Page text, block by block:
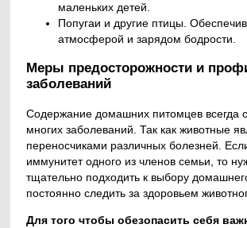
маленьких детей.
Попугаи и другие птицы.
атмосферой и зарядом бодрости.
Меры предосторожности и
заболеваний
Содержание домашних питомцев всегда
многих заболеваний. Так как животные
переносчиками различных болезней.
иммунитет одного из членов семьи, то
тщательно подходить к выбору
постоянно следить за здоровьем
Для того чтобы обезопасить себя